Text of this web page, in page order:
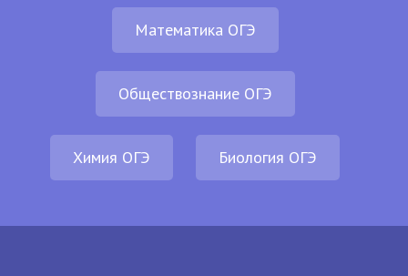
Математика ОГЭ
Обществознание ОГЭ
Химия ОГЭ Биология ОГЭ